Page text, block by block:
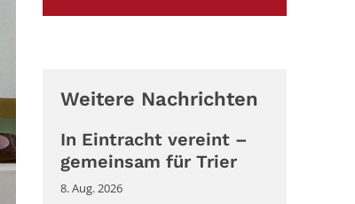
Weitere Nachrichten
In Eintracht vereint –
gemeinsam für Trier
8. Aug. 2026